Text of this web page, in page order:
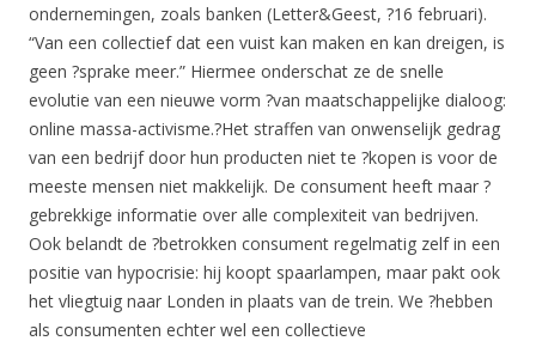
ondernemingen, zoals banken (Letter&Geest, ?16 februari).
“Van een collectief dat een vuist kan maken en kan dreigen, is
geen ?sprake meer.” Hiermee onderschat ze de snelle
evolutie van een nieuwe vorm ?van maatschappelijke dialoog:
online massa-activisme.?Het straffen van onwenselijk gedrag
van een bedrijf door hun producten niet te ?kopen is voor de
meeste mensen niet makkelijk. De consument heeft maar ?
gebrekkige informatie over alle complexiteit van bedrijven.
Ook belandt de ?betrokken consument regelmatig zelf in een
positie van hypocrisie: hij koopt spaarlampen, maar pakt ook
het vliegtuig naar Londen in plaats van de trein. We ?hebben
als consumenten echter wel een collectieve